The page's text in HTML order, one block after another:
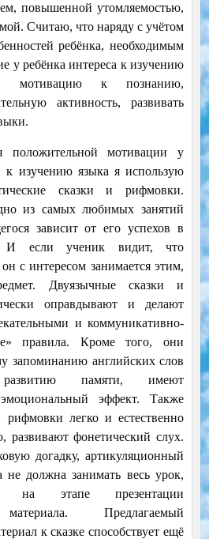
повышенной утомляемостью,
Считаю, что наряду с учётом
ребёнка, необходимым
у ребёнка интереса к изучению
мотивацию к познанию,
активность, развивать
положительной мотивации у
изучению языка я использую
сказки и рифмовки.
из самых любимых занятий
зависит от его успехов в
И если ученик видит, что
с интересом занимается этим,
Двуязычные сказки и
оправдывают и делают
и коммуникативно-
правила. Кроме того, они
запоминанию английских слов
памяти, имеют
эффект. Также
рифмовки легко и естественно
развивают фонетический слух.
догадку, артикуляционный
не должна занимать весь урок,
на этапе презентации
материала. Предлагаемый
к сказке способствует ещё